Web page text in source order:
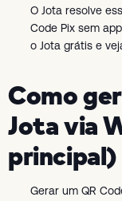
O Jota resolve
Code Pix sem
o Jota grátis e
Como
Jota via
principal)
Gerar um QR